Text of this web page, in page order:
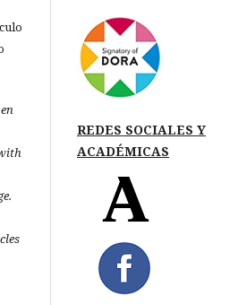
REDES SOCIALES Y
ACADÉMICAS